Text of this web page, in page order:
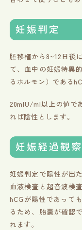
妊娠判定
胚移植から8~12日後
て、血中の妊娠特異
るホルモン）である
20mIU/ml以上の値で
れば陰性とします。
妊娠経過観察
妊娠判定で陽性が出
血液検査と超音波検
hCGが陽性であって
るため、胎嚢が確認
れます。